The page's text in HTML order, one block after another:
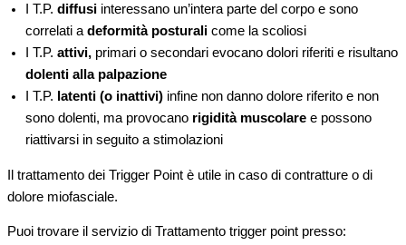
I T.P. diffusi interessano un’intera parte del corpo e sono
correlati a deformità posturali come la scoliosi
I T.P. attivi, primari o secondari evocano dolori riferiti e risultano
dolenti alla palpazione
I T.P. latenti (o inattivi) infine non danno dolore riferito e non
sono dolenti, ma provocano rigidità muscolare e possono
riattivarsi in seguito a stimolazioni
Il trattamento dei Trigger Point è utile in caso di contratture o di
dolore miofasciale.
Puoi trovare il servizio di Trattamento trigger point presso: